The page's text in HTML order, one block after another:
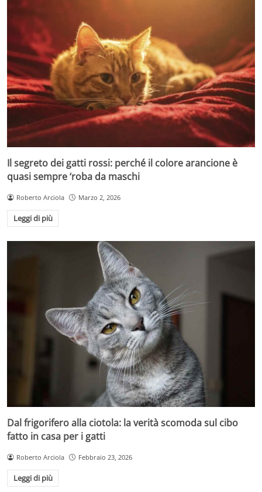
Il segreto dei gatti rossi: perché il colore arancione è
quasi sempre ‘roba da maschi
Roberto Arciola Marzo 2, 2026
Leggi di più
Dal frigorifero alla ciotola: la verità scomoda sul cibo
fatto in casa per i gatti
Roberto Arciola Febbraio 23, 2026
Leggi di più